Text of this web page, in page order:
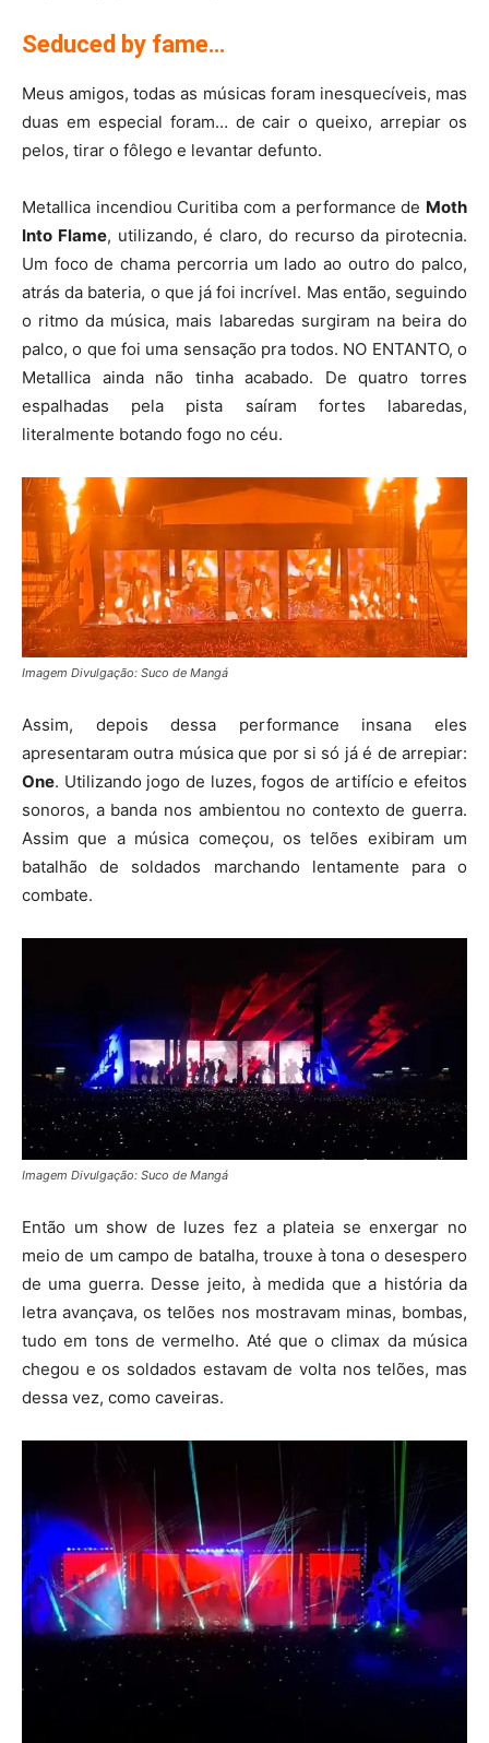
Seduced by fame…
Meus amigos, todas as músicas foram inesquecíveis, mas
duas em especial foram… de cair o queixo, arrepiar os
pelos, tirar o fôlego e levantar defunto.
Metallica incendiou Curitiba com a performance de Moth
Into Flame, utilizando, é claro, do recurso da pirotecnia.
Um foco de chama percorria um lado ao outro do palco,
atrás da bateria, o que já foi incrível. Mas então, seguindo
o ritmo da música, mais labaredas surgiram na beira do
palco, o que foi uma sensação pra todos. NO ENTANTO, o
Metallica ainda não tinha acabado. De quatro torres
espalhadas pela pista saíram fortes labaredas,
literalmente botando fogo no céu.
Imagem Divulgação: Suco de Mangá
Assim, depois dessa performance insana eles
apresentaram outra música que por si só já é de arrepiar:
One. Utilizando jogo de luzes, fogos de artifício e efeitos
sonoros, a banda nos ambientou no contexto de guerra.
Assim que a música começou, os telões exibiram um
batalhão de soldados marchando lentamente para o
combate.
Imagem Divulgação: Suco de Mangá
Então um show de luzes fez a plateia se enxergar no
meio de um campo de batalha, trouxe à tona o desespero
de uma guerra. Desse jeito, à medida que a história da
letra avançava, os telões nos mostravam minas, bombas,
tudo em tons de vermelho. Até que o climax da música
chegou e os soldados estavam de volta nos telões, mas
dessa vez, como caveiras.